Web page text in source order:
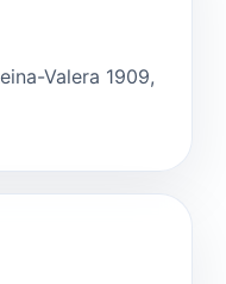
Valera 1909,